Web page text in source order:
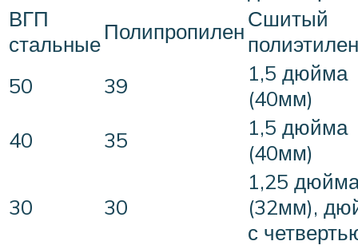
ВГП
стальныеПолипропиленСшитый
полиэтилен
50
39
1,5 дюйма
(40мм)
40
35
1,5 дюйма
(40мм)
30 30
1,25
(32мм),
с